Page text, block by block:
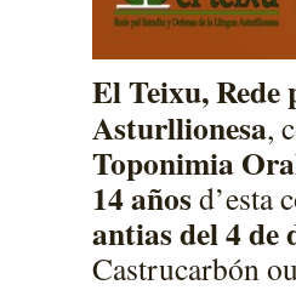
El Teixu,
Asturllionesa,
Toponimia
14 añosd’esta
antias del 4 de
Castrucarbón